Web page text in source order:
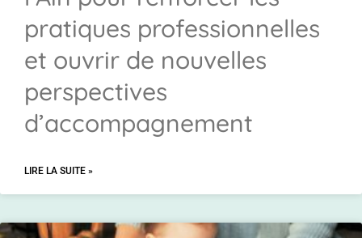
pratiques professionnelles
et ouvrir de nouvelles
perspectives
d’accompagnement
LIRE LA SUITE »